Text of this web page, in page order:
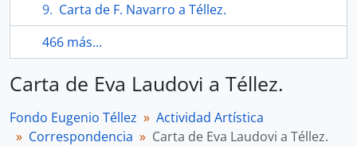
Carta de F. Navarro a Téllez.
466 más...
Carta de Eva Laudovi a Téllez.
Fondo Eugenio Téllez
Actividad Artística
Correspondencia
Carta de Eva Laudovi a Téllez.